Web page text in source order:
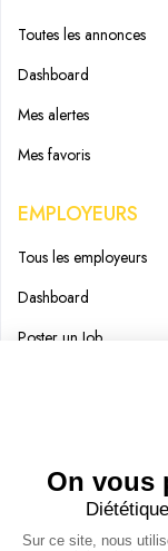
Toutes les annonces
Dashboard
Mes alertes
Mes favoris
EMPLOYEURS
Tous les employeurs
Dashboard
Poster un Job
Ajouter mon salon
CGU